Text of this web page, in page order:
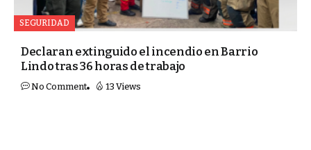
SEGURIDAD
Declaran extinguido el incendio en Barrio
Lindo tras 36 horas de trabajo
No Comment 13 Views